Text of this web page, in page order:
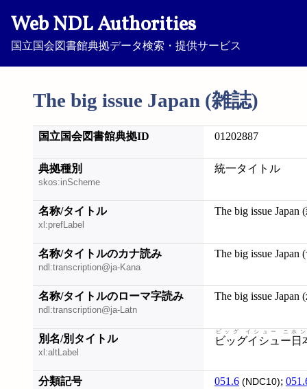
Web NDL Authorities
国立国会図書館典拠データ検索・提供サービス
The big issue Japan (雑誌)
国立国会図書館典拠ID 01202887
典拠種別
skos:inScheme
統一タイトル
名称/タイトル
xl:prefLabel
The big issue Japan
名称/タイトルのカナ読み
ndl:transcription@ja-Kana
The big issue Japan
名称/タイトルのローマ字読み
ndl:transcription@ja-Latn
The big issue Japan
別名/別タイトル
xl:altLabel
ビッグイシュー日
ビッグ イシュー ニホン
分類記号 051.6 (NDC10);